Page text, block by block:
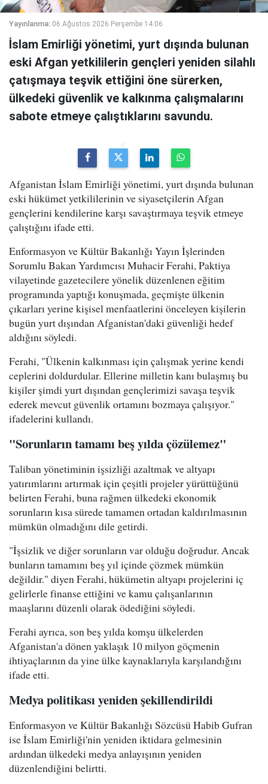
Yayınlanma: 06 Ağustos 2026 Perşembe 14:06
İslam Emirliği yönetimi, yurt dışında bulunan
eski Afgan yetkililerin gençleri yeniden silahlı
çatışmaya teşvik ettiğini öne sürerken,
ülkedeki güvenlik ve kalkınma çalışmalarını
sabote etmeye çalıştıklarını savundu.
Afganistan İslam Emirliği yönetimi, yurt dışında bulunan
eski hükümet yetkililerinin ve siyasetçilerin Afgan
gençlerini kendilerine karşı savaştırmaya teşvik etmeye
çalıştığını ifade etti.
Enformasyon ve Kültür Bakanlığı Yayın İşlerinden
Sorumlu Bakan Yardımcısı Muhacir Ferahi, Paktiya
vilayetinde gazetecilere yönelik düzenlenen eğitim
programında yaptığı konuşmada, geçmişte ülkenin
çıkarları yerine kişisel menfaatlerini önceleyen kişilerin
bugün yurt dışından Afganistan'daki güvenliği hedef
aldığını söyledi.
Ferahi, "Ülkenin kalkınması için çalışmak yerine kendi
ceplerini doldurdular. Ellerine milletin kanı bulaşmış bu
kişiler şimdi yurt dışından gençlerimizi savaşa teşvik
ederek mevcut güvenlik ortamını bozmaya çalışıyor."
ifadelerini kullandı.
"Sorunların tamamı beş yılda çözülemez"
Taliban yönetiminin işsizliği azaltmak ve altyapı
yatırımlarını artırmak için çeşitli projeler yürüttüğünü
belirten Ferahi, buna rağmen ülkedeki ekonomik
sorunların kısa sürede tamamen ortadan kaldırılmasının
mümkün olmadığını dile getirdi.
"İşsizlik ve diğer sorunların var olduğu doğrudur. Ancak
bunların tamamını beş yıl içinde çözmek mümkün
değildir." diyen Ferahi, hükümetin altyapı projelerini iç
gelirlerle finanse ettiğini ve kamu çalışanlarının
maaşlarını düzenli olarak ödediğini söyledi.
Ferahi ayrıca, son beş yılda komşu ülkelerden
Afganistan'a dönen yaklaşık 10 milyon göçmenin
ihtiyaçlarının da yine ülke kaynaklarıyla karşılandığını
ifade etti.
Medya politikası yeniden şekillendirildi
Enformasyon ve Kültür Bakanlığı Sözcüsü Habib Gufran
ise İslam Emirliği'nin yeniden iktidara gelmesinin
ardından ülkedeki medya anlayışının yeniden
düzenlendiğini belirtti.